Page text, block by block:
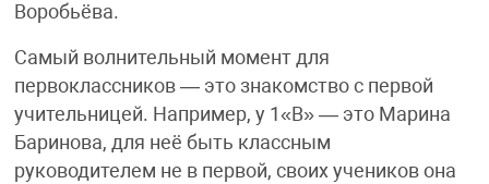
Воробьёва.
Самый волнительный момент для
первоклассников — это знакомство с первой
учительницей. Например, у 1«В» — это Марина
Баринова, для неё быть классным
руководителем не в первой, своих учеников она